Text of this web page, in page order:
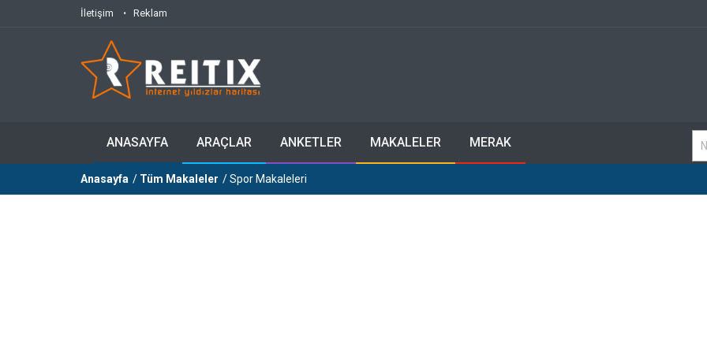
İletişim Reklam
ANASAYFA ARAÇLAR ANKETLER MAKALELER MERAK
Anasayfa / Tüm Makaleler / Spor Makaleleri